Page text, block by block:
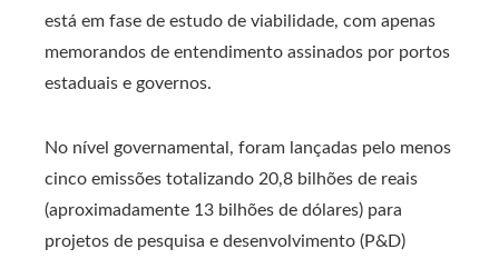
está em fase de estudo de viabilidade, com apenas
memorandos de entendimento assinados por portos
estaduais e governos.
No nível governamental, foram lançadas pelo menos
cinco emissões totalizando 20,8 bilhões de reais
(aproximadamente 13 bilhões de dólares) para
projetos de pesquisa e desenvolvimento (P&D)